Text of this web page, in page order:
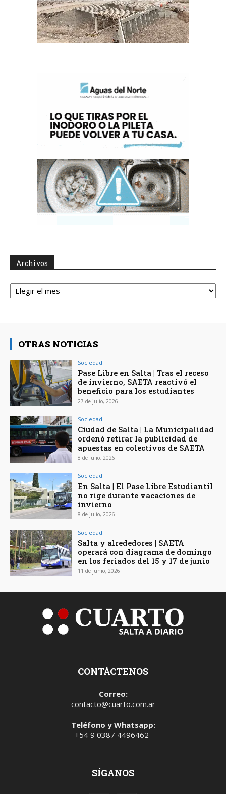
Archivos
Archivos
OTRAS NOTICIAS
Sociedad
Pase Libre en Salta | Tras el receso
de invierno, SAETA reactivó el
beneficio para los estudiantes
27 de julio, 2026
Sociedad
Ciudad de Salta | La Municipalidad
ordenó retirar la publicidad de
apuestas en colectivos de SAETA
8 de julio, 2026
Sociedad
En Salta | El Pase Libre Estudiantil
no rige durante vacaciones de
invierno
8 de julio, 2026
Sociedad
Salta y alrededores | SAETA
operará con diagrama de domingo
en los feriados del 15 y 17 de junio
11 de junio, 2026
CONTÁCTENOS
Correo:
contacto@cuarto.com.ar
Teléfono y Whatsapp:
+54 9 0387 4496462
SÍGANOS